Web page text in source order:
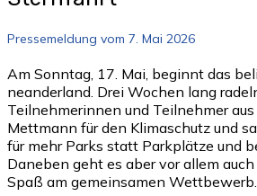
Pressemeldung vom 7. Mai 2026
Am Sonntag, 17. Mai, beginnt das
neanderland. Drei Wochen lang
Teilnehmerinnen und Teilnehmer aus
Mettmann für den Klimaschutz und
für mehr Parks statt Parkplätze und
Daneben geht es aber vor allem auch
Spaß am gemeinsamen Wettbewerb.